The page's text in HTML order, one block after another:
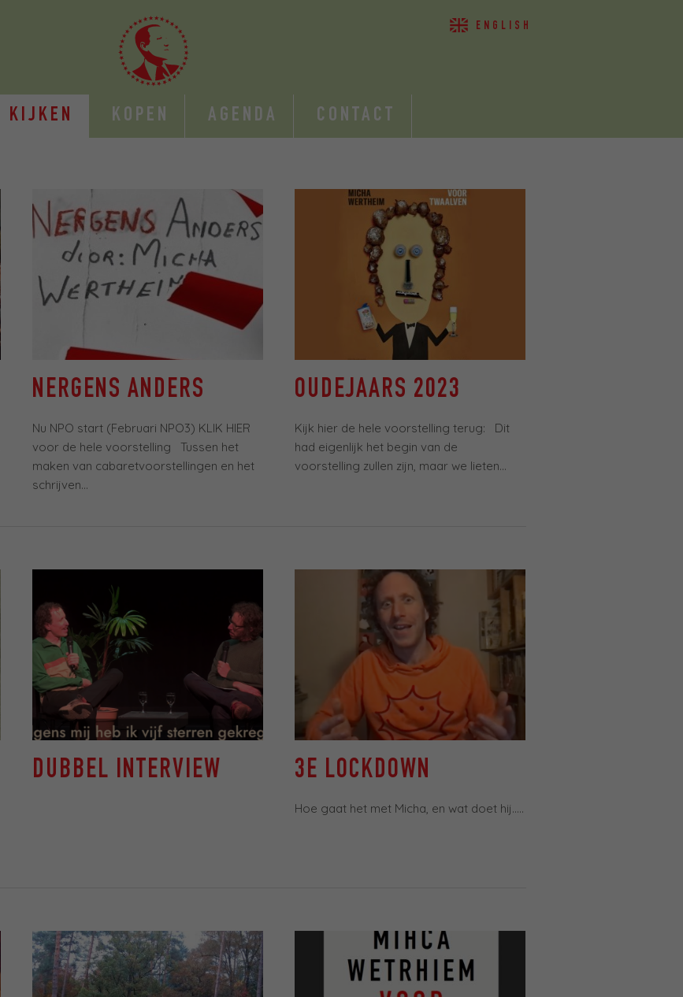
ENGLISH
KIJKEN KOPEN AGENDA CONTACT
NERGENS ANDERS
Nu NPO start (Februari NPO3) KLIK HIER
voor de hele voorstelling Tussen het
maken van cabaretvoorstellingen en het
schrijven...
OUDEJAARS 2023
Kijk hier de hele voorstelling terug: Dit
had eigenlijk het begin van de
voorstelling zullen zijn, maar we lieten...
DUBBEL INTERVIEW 3E LOCKDOWN
Hoe gaat het met Micha, en wat doet hij…..